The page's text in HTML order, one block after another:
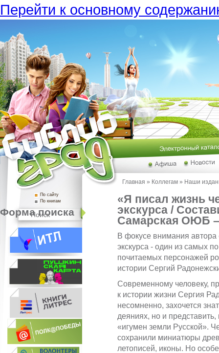
Перейти к основному
Форма поиска
Поиск
По сайту
По книгам
Главная » Коллегам » Наши
«Я писал жизнь
экскурса /
Самарская ОЮБ
В фокусе внимания автора
экскурса - один из самых
почитаемых персонажей
истории Сергий
Современному человеку,
к истории жизни Сергия
несомненно, захочется
деяниях, но и представить,
«игумен земли Русской».
сохранили миниатюры
летописей, иконы. Но